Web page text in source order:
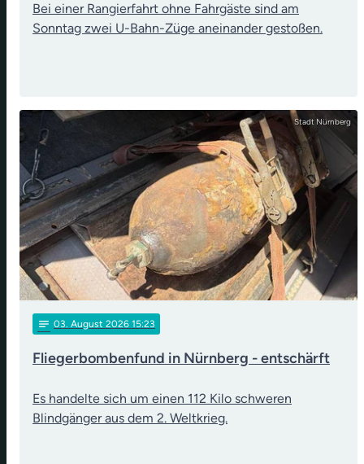
Bei einer Rangierfahrt ohne Fahrgäste sind am
Sonntag zwei U-Bahn-Züge aneinander gestoßen.
Stadt Nürnberg
notes 03. August 2026 15:23
Fliegerbombenfund in Nürnberg - entschärft
Es handelte sich um einen 112 Kilo schweren
Blindgänger aus dem 2. Weltkrieg.